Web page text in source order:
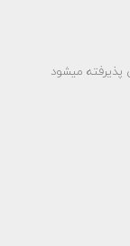
میشود